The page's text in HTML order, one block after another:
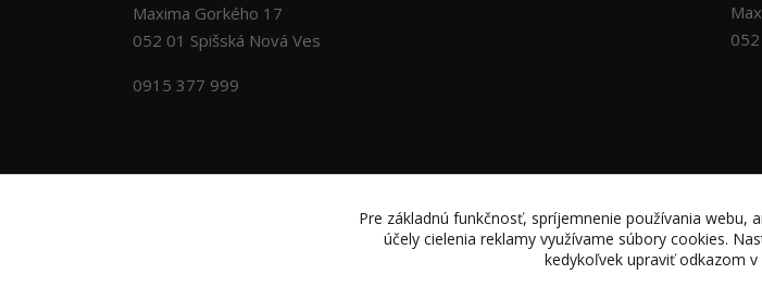
Maxima Gorkého 17
052 01 Spišská Nová Ves
0915 377 999
Pre základnú funkčnosť, spríjemnenie používania webu,
účely cielenia reklamy využívame súbory cookies.
kedykoľvek upraviť odkazom